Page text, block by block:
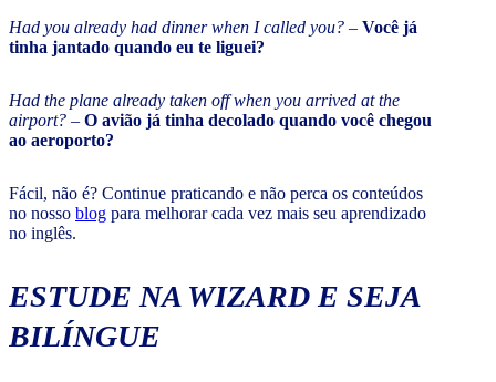
Had you already had dinner when I called you? – Você já
tinha jantado quando eu te liguei?
Had the plane already taken off when you arrived at the
airport? – O avião já tinha decolado quando você chegou
ao aeroporto?
Fácil, não é? Continue praticando e não perca os conteúdos
no nosso blog para melhorar cada vez mais seu aprendizado
no inglês.
ESTUDE NA WIZARD E SEJA
BILÍNGUE